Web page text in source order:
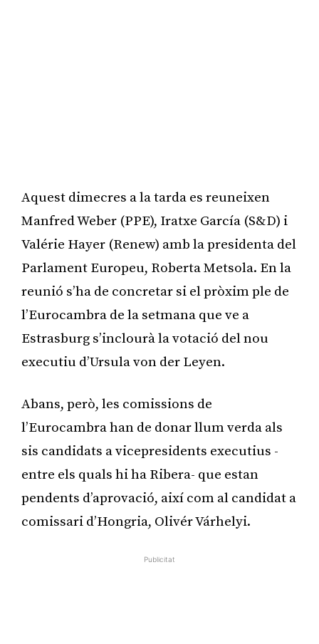
Aquest dimecres a la tarda es reuneixen
Manfred Weber (PPE), Iratxe García (S&D) i
Valérie Hayer (Renew) amb la presidenta del
Parlament Europeu, Roberta Metsola. En la
reunió s’ha de concretar si el pròxim ple de
l’Eurocambra de la setmana que ve a
Estrasburg s’inclourà la votació del nou
executiu d’Ursula von der Leyen.
Abans, però, les comissions de
l’Eurocambra han de donar llum verda als
sis candidats a vicepresidents executius -
entre els quals hi ha Ribera- que estan
pendents d’aprovació, així com al candidat a
comissari d’Hongria, Olivér Várhelyi.
Publicitat